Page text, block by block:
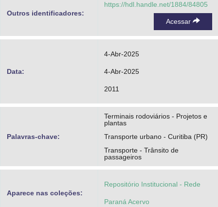
Outros identificadores:
https://hdl.handle.net/1884/84805
Acessar
Data:
4-Abr-2025
4-Abr-2025
2011
Palavras-chave:
Terminais rodoviários - Projetos e
plantas
Transporte urbano - Curitiba (PR)
Transporte - Trânsito de
passageiros
Aparece nas coleções:
Repositório Institucional - Rede
Paraná Acervo